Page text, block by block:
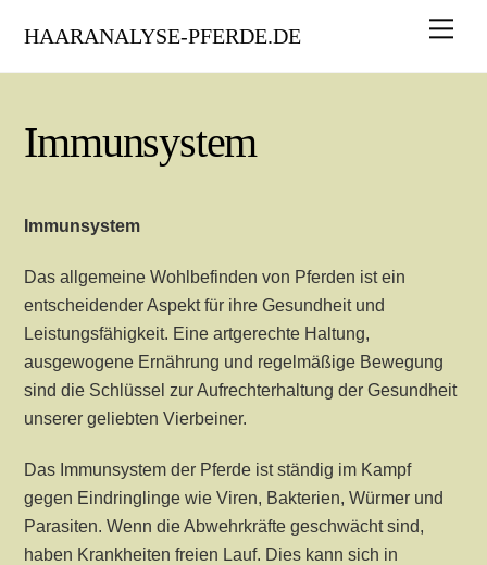
content
HAARANALYSE-PFERDE.DE
Immunsystem
Immunsystem
Das allgemeine Wohlbefinden von Pferden ist ein
entscheidender Aspekt für ihre Gesundheit und
Leistungsfähigkeit. Eine artgerechte Haltung,
ausgewogene Ernährung und regelmäßige Bewegung
sind die Schlüssel zur Aufrechterhaltung der Gesundheit
unserer geliebten Vierbeiner.
Das Immunsystem der Pferde ist ständig im Kampf
gegen Eindringlinge wie Viren, Bakterien, Würmer und
Parasiten. Wenn die Abwehrkräfte geschwächt sind,
haben Krankheiten freien Lauf. Dies kann sich in